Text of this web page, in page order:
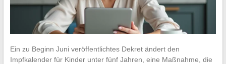
Ein zu Beginn Juni veröffentlichtes Dekret ändert den
Impfkalender für Kinder unter fünf Jahren, eine Maßnahme, die